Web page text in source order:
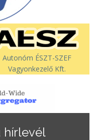
Autonóm ÉSZT-SZEF
Vagyonkezelő Kft.
hírlevél